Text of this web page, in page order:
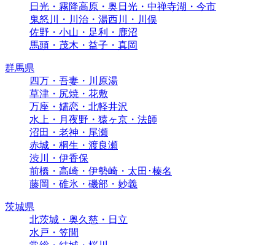
日光・霧降高原・奥日光・中禅寺湖・今市
鬼怒川・川治・湯西川・川俣
佐野・小山・足利・鹿沼
馬頭・茂木・益子・真岡
群馬県
四万・吾妻・川原湯
草津・尻焼・花敷
万座・嬬恋・北軽井沢
水上・月夜野・猿ヶ京・法師
沼田・老神・尾瀬
赤城・桐生・渡良瀬
渋川・伊香保
前橋・高崎・伊勢崎・太田･榛名
藤岡・碓氷・磯部・妙義
茨城県
北茨城・奥久慈・日立
水戸・笠間